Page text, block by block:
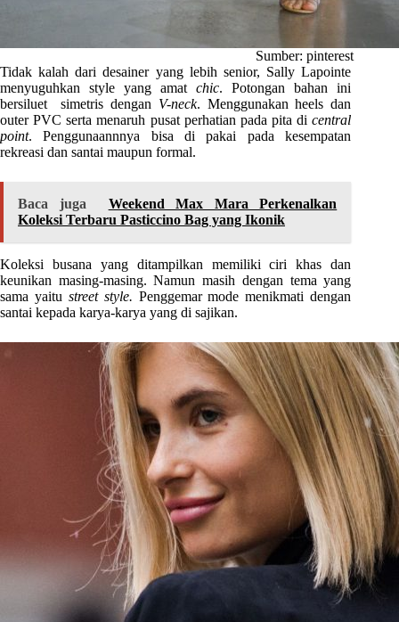
Sumber: pinterest
Tidak kalah dari desainer yang lebih senior, Sally Lapointe
menyuguhkan style yang amatchic. Potongan bahan ini
bersiluet simetris dengan V-neck. Menggunakan heels dan
outer PVC serta menaruh pusat perhatian pada pita dicentral
point. Penggunaannnya bisa di pakai pada kesempatan
rekreasi dan santai maupun formal.
Baca juga
Weekend Max Mara Perkenalkan
Koleksi Terbaru Pasticcino Bag yang Ikonik
Koleksi busana yang ditampilkan memiliki ciri khas dan
keunikan masing-masing. Namun masih dengan tema yang
sama yaitu street style. Penggemar mode menikmati dengan
santai kepada karya-karya yang di sajikan.